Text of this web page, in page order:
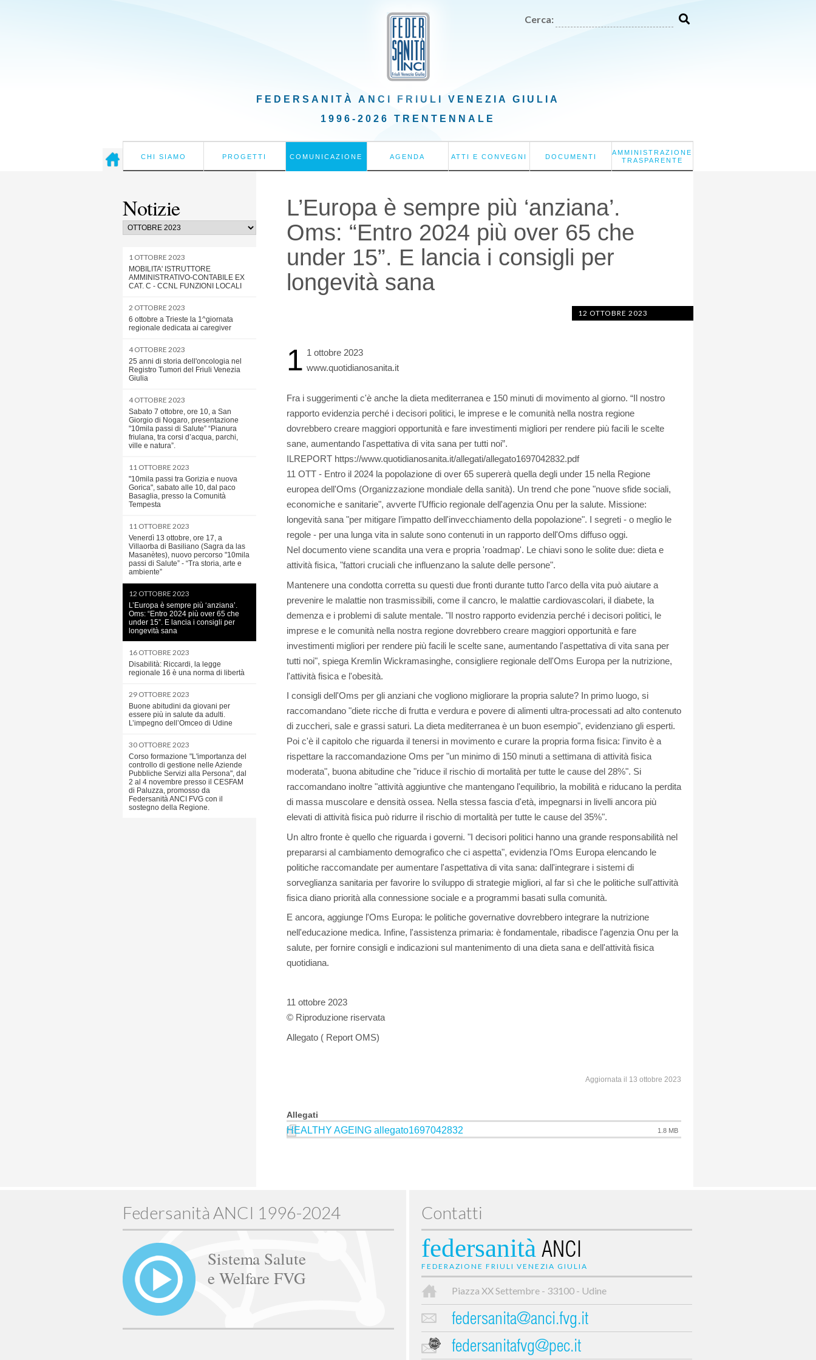
Cerca:
FEDERSANITÀ ANCI FRIULI VENEZIA GIULIA
1996-2026 TRENTENNALE
CHI SIAMO PROGETTI COMUNICAZIONE AGENDA ATTI E CONVEGNI DOCUMENTI
AMMINISTRAZIONE
TRASPARENTE
Notizie
1 OTTOBRE 2023
MOBILITA' ISTRUTTORE
AMMINISTRATIVO-CONTABILE EX
CAT. C - CCNL FUNZIONI LOCALI
2 OTTOBRE 2023
6 ottobre a Trieste la 1^giornata
regionale dedicata ai caregiver
4 OTTOBRE 2023
25 anni di storia dell'oncologia nel
Registro Tumori del Friuli Venezia
Giulia
4 OTTOBRE 2023
Sabato 7 ottobre, ore 10, a San
Giorgio di Nogaro, presentazione
"10mila passi di Salute” “Pianura
friulana, tra corsi d’acqua, parchi,
ville e natura”.
11 OTTOBRE 2023
"10mila passi tra Gorizia e nuova
Gorica", sabato alle 10, dal paco
Basaglia, presso la Comunità
Tempesta
11 OTTOBRE 2023
Venerdì 13 ottobre, ore 17, a
Villaorba di Basiliano (Sagra da las
Masanètes), nuovo percorso "10mila
passi di Salute” - “Tra storia, arte e
ambiente”
12 OTTOBRE 2023
L’Europa è sempre più ‘anziana’.
Oms: “Entro 2024 più over 65 che
under 15”. E lancia i consigli per
longevità sana
16 OTTOBRE 2023
Disabilità: Riccardi, la legge
regionale 16 è una norma di libertà
29 OTTOBRE 2023
Buone abitudini da giovani per
essere più in salute da adulti.
L’impegno dell’Omceo di Udine
30 OTTOBRE 2023
Corso formazione "L'importanza del
controllo di gestione nelle Aziende
Pubbliche Servizi alla Persona", dal
2 al 4 novembre presso il CESFAM
di Paluzza, promosso da
Federsanità ANCI FVG con il
sostegno della Regione.
L’Europa è sempre più ‘anziana’.
Oms: “Entro 2024 più over 65 che
under 15”. E lancia i consigli per
longevità sana
12 OTTOBRE 2023
1 1 ottobre 2023
www.quotidianosanita.it
Fra i suggerimenti c'è anche la dieta mediterranea e 150 minuti di movimento al giorno. “Il nostro
rapporto evidenzia perché i decisori politici, le imprese e le comunità nella nostra regione
dovrebbero creare maggiori opportunità e fare investimenti migliori per rendere più facili le scelte
sane, aumentando l'aspettativa di vita sana per tutti noi”.
ILREPORT https://www.quotidianosanita.it/allegati/allegato1697042832.pdf
11 OTT - Entro il 2024 la popolazione di over 65 supererà quella degli under 15 nella Regione
europea dell'Oms (Organizzazione mondiale della sanità). Un trend che pone "nuove sfide sociali,
economiche e sanitarie", avverte l'Ufficio regionale dell'agenzia Onu per la salute. Missione:
longevità sana "per mitigare l’impatto dell'invecchiamento della popolazione". I segreti - o meglio le
regole - per una lunga vita in salute sono contenuti in un rapporto dell'Oms diffuso oggi.
Nel documento viene scandita una vera e propria 'roadmap'. Le chiavi sono le solite due: dieta e
attività fisica, "fattori cruciali che influenzano la salute delle persone".
Mantenere una condotta corretta su questi due fronti durante tutto l'arco della vita può aiutare a
prevenire le malattie non trasmissibili, come il cancro, le malattie cardiovascolari, il diabete, la
demenza e i problemi di salute mentale. "Il nostro rapporto evidenzia perché i decisori politici, le
imprese e le comunità nella nostra regione dovrebbero creare maggiori opportunità e fare
investimenti migliori per rendere più facili le scelte sane, aumentando l'aspettativa di vita sana per
tutti noi", spiega Kremlin Wickramasinghe, consigliere regionale dell'Oms Europa per la nutrizione,
l'attività fisica e l'obesità.
I consigli dell'Oms per gli anziani che vogliono migliorare la propria salute? In primo luogo, si
raccomandano "diete ricche di frutta e verdura e povere di alimenti ultra-processati ad alto contenuto
di zuccheri, sale e grassi saturi. La dieta mediterranea è un buon esempio", evidenziano gli esperti.
Poi c'è il capitolo che riguarda il tenersi in movimento e curare la propria forma fisica: l'invito è a
rispettare la raccomandazione Oms per "un minimo di 150 minuti a settimana di attività fisica
moderata", buona abitudine che "riduce il rischio di mortalità per tutte le cause del 28%". Si
raccomandano inoltre "attività aggiuntive che mantengano l'equilibrio, la mobilità e riducano la perdita
di massa muscolare e densità ossea. Nella stessa fascia d'età, impegnarsi in livelli ancora più
elevati di attività fisica può ridurre il rischio di mortalità per tutte le cause del 35%".
Un altro fronte è quello che riguarda i governi. "I decisori politici hanno una grande responsabilità nel
prepararsi al cambiamento demografico che ci aspetta", evidenzia l'Oms Europa elencando le
politiche raccomandate per aumentare l'aspettativa di vita sana: dall'integrare i sistemi di
sorveglianza sanitaria per favorire lo sviluppo di strategie migliori, al far sì che le politiche sull'attività
fisica diano priorità alla connessione sociale e a programmi basati sulla comunità.
E ancora, aggiunge l'Oms Europa: le politiche governative dovrebbero integrare la nutrizione
nell'educazione medica. Infine, l'assistenza primaria: è fondamentale, ribadisce l'agenzia Onu per la
salute, per fornire consigli e indicazioni sul mantenimento di una dieta sana e dell'attività fisica
quotidiana.
11 ottobre 2023
© Riproduzione riservata
Allegato ( Report OMS)
Aggiornata il 13 ottobre 2023
Allegati
HEALTHY AGEING allegato1697042832 1.8 MB
Federsanità ANCI 1996-2024
Sistema Salute
e Welfare FVG
Contatti
federsanità ANCI
FEDERAZIONE FRIULI VENEZIA GIULIA
Piazza XX Settembre - 33100 - Udine
federsanita@anci.fvg.it
federsanitafvg@pec.it